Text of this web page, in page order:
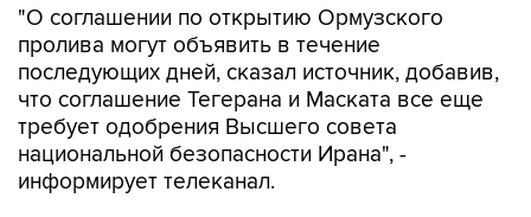
"О соглашении по открытию Ормузского
пролива могут объявить в течение
последующих дней, сказал источник, добавив,
что соглашение Тегерана и Маската все еще
требует одобрения Высшего совета
национальной безопасности Ирана", -
информирует телеканал.